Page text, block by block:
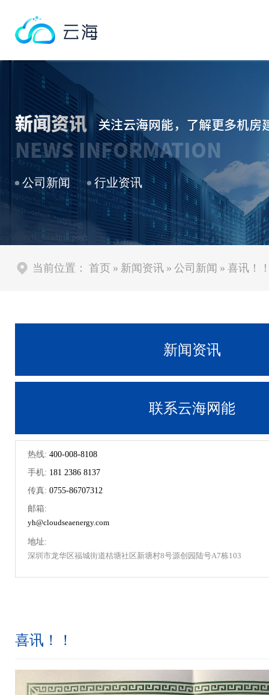
新闻资讯 关注云海网能，了解更多机房
NEWS INFORMATION
公司新闻 行业资讯
当前位置： 首页 » 新闻资讯 » 公司新闻 » 喜讯！
新闻资讯
联系云海网能
热线: 400-008-8108
手机: 181 2386 8137
传真: 0755-86707312
邮箱:
yh@cloudseaenergy.com
地址:
深圳市龙华区福城街道桔塘社区新塘村8号源创园陆号A7栋103
喜讯！！